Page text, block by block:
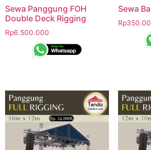
Sewa Panggung FOH
Double Deck Rigging
Rp6.500.000
Sewa
Rp